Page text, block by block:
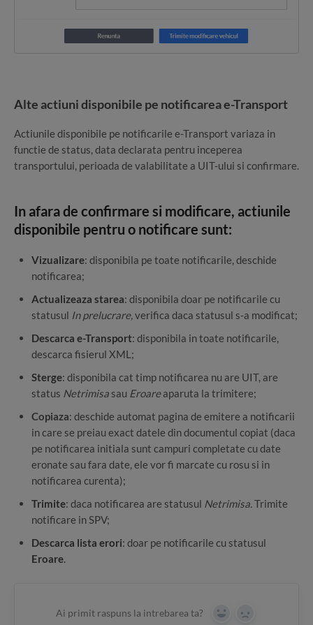
Alte actiuni disponibile pe notificarea e-Transport
Actiunile disponibile pe notificarile e-Transport variaza in
functie de status, data declarata pentru inceperea
transportului, perioada de valabilitate a UIT-ului si confirmare.
In afara de confirmare si modificare, actiunile
disponibile pentru o notificare sunt:
Vizualizare: disponibila pe toate notificarile, deschide
notificarea;
Actualizeaza starea: disponibila doar pe notificarile cu
statusul In prelucrare,verifica daca statusul s-a modificat;
Descarca e-Transport: disponibila in toate notificarile,
descarca fisierul XML;
Sterge: disponibila cat timp notificarea nu are UIT, are
status Netrimisa sau Eroareaparuta la trimitere;
Copiaza: deschide automat pagina de emitere a notificarii
in care se preiau exact datele din documentul copiat (daca
pe notificarea initiala sunt campuri completate cu date
eronate sau fara date, ele vor fi marcate cu rosu si in
notificarea curenta);
Trimite: daca notificarea are statusul Netrimisa.Trimite
notificare in SPV;
Descarca lista erori: doar pe notificarile cu statusul
Eroare.
Ai primit raspuns la intrebarea ta? Yes No